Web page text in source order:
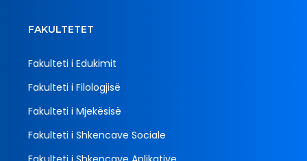
FAKULTETET
Fakulteti i Edukimit
Fakulteti i Filologjisë
Fakulteti i Mjekësisë
Fakulteti i Shkencave Sociale